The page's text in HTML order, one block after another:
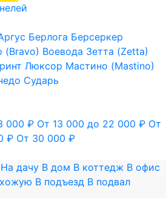
Берлога Берсеркер
(Bravo) Воевода Зетта (Zetta)
Люксор Мастино (Mastino)
Сударь
000 ₽ От 13 000 до 22 000 ₽ От
₽ От 30 000 ₽
На дачу В дом В коттедж В офис
В подъезд В подвал